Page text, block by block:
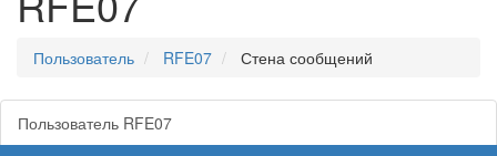
Пользователь RFE07 Стена сообщений
Пользователь RFE07